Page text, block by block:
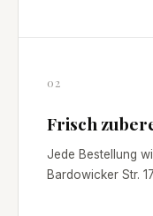
02
Frisch
Jede Bestellung
Bardowicker Str.